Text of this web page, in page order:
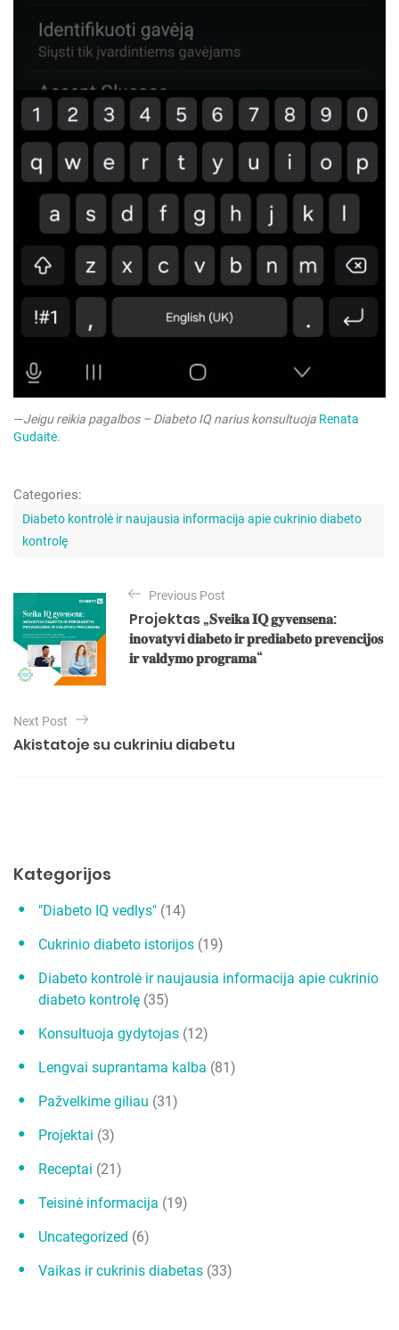
—Jeigu reikia pagalbos – Diabeto IQ narius konsultuoja Renata
Gudaitė.
Categories:
a
r
i
e
s
Diabeto kontrolė ir naujausia informacija apie cukrinio diabeto
kontrolę
a
v
g
a
c
a
r
r
š
ų
Previous Post
Projektas „𝐒𝐯𝐞𝐢𝐤𝐚 𝐈𝐐 𝐠𝐲𝐯𝐞𝐧𝐬𝐞𝐧𝐚:
𝐢𝐧𝐨𝐯𝐚𝐭𝐲𝐯𝐢 𝐝𝐢𝐚𝐛𝐞𝐭𝐨 𝐢𝐫 𝐩𝐫𝐞𝐝𝐢𝐚𝐛𝐞𝐭𝐨 𝐩𝐫𝐞𝐯𝐞𝐧𝐜𝐢𝐣𝐨𝐬
𝐢𝐫 𝐯𝐚𝐥𝐝𝐲𝐦𝐨 𝐩𝐫𝐨𝐠𝐫𝐚𝐦𝐚“
Next Post
Akistatoje su cukriniu diabetu
Kategorijos
"Diabeto IQ vedlys" (14)
Cukrinio diabeto istorijos (19)
Diabeto kontrolė ir naujausia informacija apie cukrinio
diabeto kontrolę (35)
Konsultuoja gydytojas (12)
Lengvai suprantama kalba (81)
Pažvelkime giliau (31)
Projektai (3)
Receptai (21)
Teisinė informacija (19)
Uncategorized (6)
Vaikas ir cukrinis diabetas (33)